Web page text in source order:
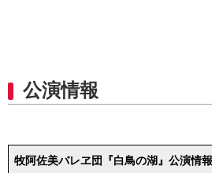
公演情報
牧阿佐美バレヱ団『白鳥の湖』公演情報